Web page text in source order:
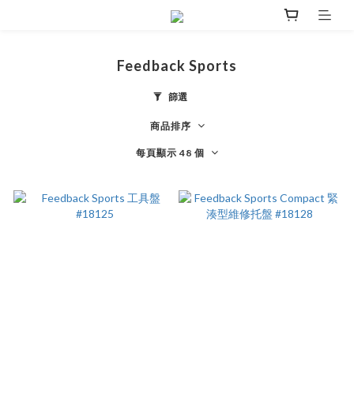
Feedback Sports
篩選
商品排序
每頁顯示 48 個